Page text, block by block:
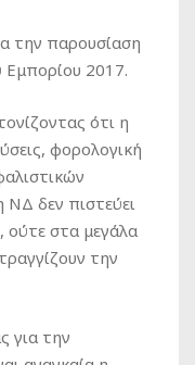
την παρουσίαση
Εμπορίου 2017.
ότι η
φορολογική
ΝΔ δεν πιστεύει
ούτε στα μεγάλα
την
για την